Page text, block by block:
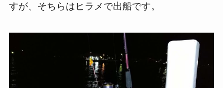
すが、そちらはヒラメで出船です。